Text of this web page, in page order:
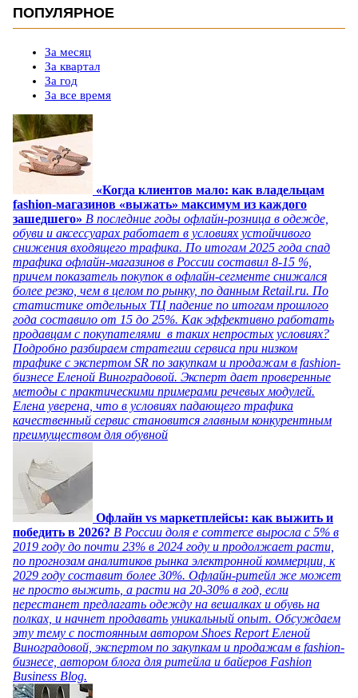
ПОПУЛЯРНОЕ
За месяц
За квартал
За год
За все время
«Когда клиентов мало: как владельцам
fashion-магазинов «выжать» максимум из каждого
зашедшего» В последние годы офлайн-розница в одежде,
обуви и аксессуарах работает в условиях устойчивого
снижения входящего трафика. По итогам 2025 года спад
трафика офлайн-магазинов в России составил 8-15 %,
причем показатель покупок в офлайн-сегменте снижался
более резко, чем в целом по рынку, по данным Retail.ru. По
статистике отдельных ТЦ падение по итогам прошлого
года составило от 15 до 25%. Как эффективно работать
продавцам с покупателями в таких непростых условиях?
Подробно разбираем стратегии сервиса при низком
трафике с экспертом SR по закупкам и продажам в fashion-
бизнесе Еленой Виноградовой. Эксперт дает проверенные
методы с практическими примерами речевых модулей.
Елена уверена, что в условиях падающего трафика
качественный сервис становится главным конкурентным
преимуществом для обувной
Офлайн vs маркетплейсы: как выжить и
победить в 2026? В России доля e commerce выросла с 5% в
2019 году до почти 23% в 2024 году и продолжает расти,
по прогнозам аналитиков рынка электронной коммерции, к
2029 году составит более 30%. Офлайн-ритейл же может
не просто выжить, а расти на 20-30% в год, если
перестанет предлагать одежду на вешалках и обувь на
полках, и начнет продавать уникальный опыт. Обсуждаем
эту тему с постоянным автором Shoes Report Еленой
Виноградовой, экспертом по закупкам и продажам в fashion-
бизнесе, автором блога для ритейла и байеров Fashion
Business Blog.